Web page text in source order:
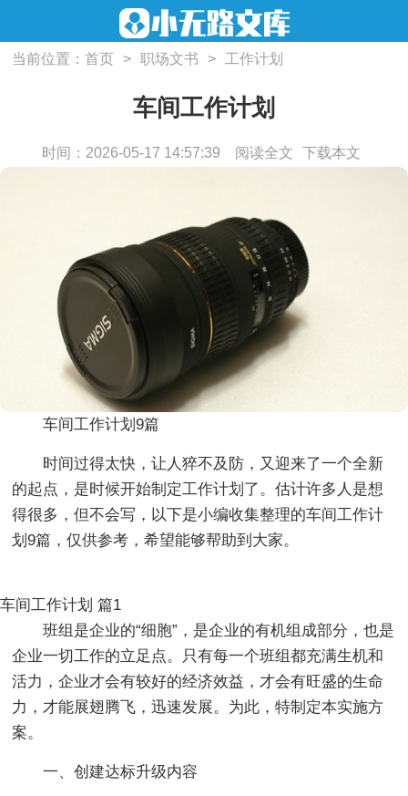
当前位置：首页 > 职场文书 > 工作计划
车间工作计划
时间：2026-05-17 14:57:39 阅读全文 下载本文
车间工作计划9篇
时间过得太快，让人猝不及防，又迎来了一个全新
的起点，是时候开始制定工作计划了。估计许多人是想
得很多，但不会写，以下是小编收集整理的车间工作计
划9篇，仅供参考，希望能够帮助到大家。
车间工作计划 篇1
班组是企业的“细胞”，是企业的有机组成部分，也是
企业一切工作的立足点。只有每一个班组都充满生机和
活力，企业才会有较好的经济效益，才会有旺盛的生命
力，才能展翅腾飞，迅速发展。为此，特制定本实施方
案。
一、创建达标升级内容